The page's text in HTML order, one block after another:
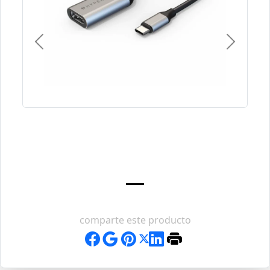
Previous Next
comparte este producto